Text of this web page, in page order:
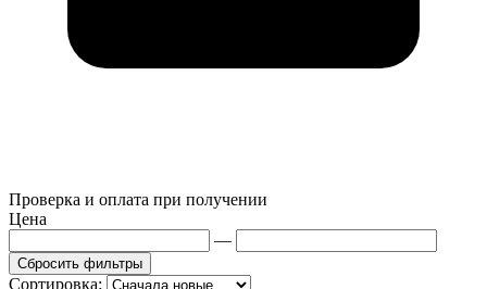
Проверка и оплата при получении
Цена
—
Сбросить фильтры
Сортировка: